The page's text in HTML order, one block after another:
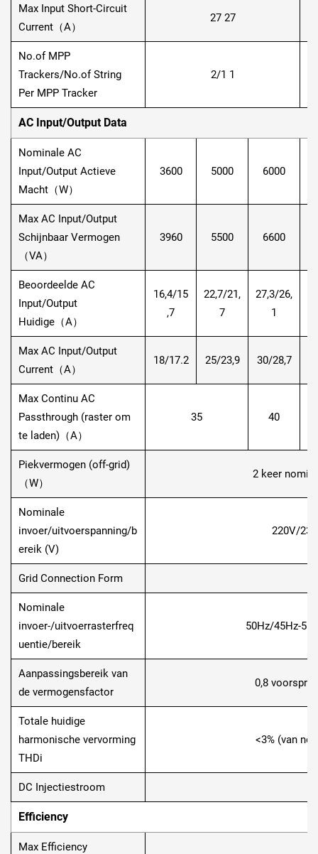
Max Input Short-Circuit
Current（A）
27 27
No.of MPP
Trackers/No.of String
Per MPP Tracker
2/1 1
AC Input/Output Data
Nominale AC
Input/Output Actieve
Macht（W）
3600 5000 6000
Max AC Input/Output
Schijnbaar Vermogen
（VA）
3960 5500 6600
Beoordeelde AC
Input/Output
Huidige（A）
16,4/15
,7
22,7/21,
7
27,3/26,
1
Max AC Input/Output
Current（A）
18/17.2 25/23,9 30/28,7
Max Continu AC
Passthrough (raster om
te laden)（A）
35 40
Piekvermogen (off-grid)
（W）
2 keer
Nominale
invoer/uitvoerspanning/b
ereik (V)
220V/
Grid Connection Form
Nominale
invoer-/uitvoerrasterfreq
uentie/bereik
50Hz/45Hz-
Aanpassingsbereik van
de vermogensfactor
0,8
Totale huidige
harmonische vervorming
THDi
<3% (van
DC Injectiestroom
Efficiency
Max Efficiency